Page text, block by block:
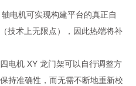
电机可实现构建平台的真正自
技术上无限点），因此热端将补
电机 XY 龙门架可以自行调整方
持准确性，而无需不断地重新校